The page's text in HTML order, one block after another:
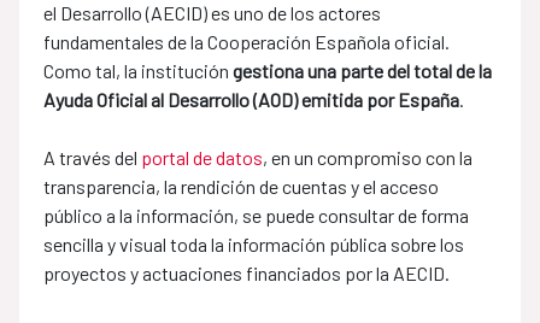
el Desarrollo (AECID) es uno de los actores
fundamentales de la Cooperación Española oficial.
Como tal, la institución gestiona una parte del total de la
Ayuda Oficial al Desarrollo (AOD) emitida por España.
A través del portal de datos, en un compromiso con la
transparencia, la rendición de cuentas y el acceso
público a la información, se puede consultar de forma
sencilla y visual toda la información pública sobre los
proyectos y actuaciones financiados por la AECID.